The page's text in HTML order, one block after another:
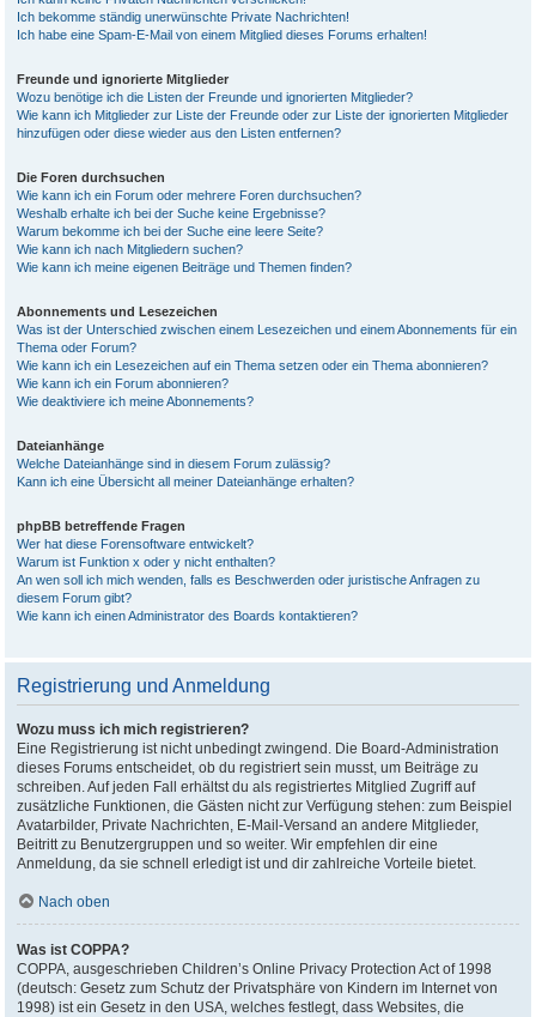
Ich bekomme ständig unerwünschte Private Nachrichten!
Ich habe eine Spam-E-Mail von einem Mitglied dieses Forums erhalten!
Freunde und ignorierte Mitglieder
Wozu benötige ich die Listen der Freunde und ignorierten Mitglieder?
Wie kann ich Mitglieder zur Liste der Freunde oder zur Liste der ignorierten Mitglieder
hinzufügen oder diese wieder aus den Listen entfernen?
Die Foren durchsuchen
Wie kann ich ein Forum oder mehrere Foren durchsuchen?
Weshalb erhalte ich bei der Suche keine Ergebnisse?
Warum bekomme ich bei der Suche eine leere Seite?
Wie kann ich nach Mitgliedern suchen?
Wie kann ich meine eigenen Beiträge und Themen finden?
Abonnements und Lesezeichen
Was ist der Unterschied zwischen einem Lesezeichen und einem Abonnements für ein
Thema oder Forum?
Wie kann ich ein Lesezeichen auf ein Thema setzen oder ein Thema abonnieren?
Wie kann ich ein Forum abonnieren?
Wie deaktiviere ich meine Abonnements?
Dateianhänge
Welche Dateianhänge sind in diesem Forum zulässig?
Kann ich eine Übersicht all meiner Dateianhänge erhalten?
phpBB betreffende Fragen
Wer hat diese Forensoftware entwickelt?
Warum ist Funktion x oder y nicht enthalten?
An wen soll ich mich wenden, falls es Beschwerden oder juristische Anfragen zu
diesem Forum gibt?
Wie kann ich einen Administrator des Boards kontaktieren?
Registrierung und Anmeldung
Wozu muss ich mich registrieren?
Eine Registrierung ist nicht unbedingt zwingend. Die Board-Administration
dieses Forums entscheidet, ob du registriert sein musst, um Beiträge zu
schreiben. Auf jeden Fall erhältst du als registriertes Mitglied Zugriff auf
zusätzliche Funktionen, die Gästen nicht zur Verfügung stehen: zum Beispiel
Avatarbilder, Private Nachrichten, E-Mail-Versand an andere Mitglieder,
Beitritt zu Benutzergruppen und so weiter. Wir empfehlen dir eine
Anmeldung, da sie schnell erledigt ist und dir zahlreiche Vorteile bietet.
Nach oben
Was ist COPPA?
COPPA, ausgeschrieben Children’s Online Privacy Protection Act of 1998
(deutsch: Gesetz zum Schutz der Privatsphäre von Kindern im Internet von
1998) ist ein Gesetz in den USA, welches festlegt, dass Websites, die